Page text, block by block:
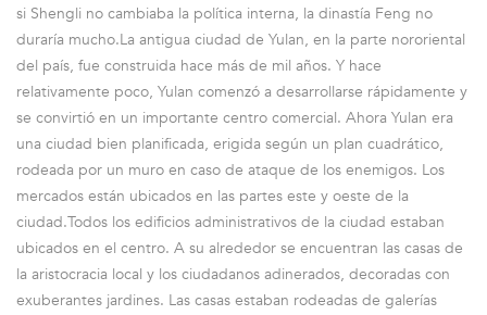
si Shengli no cambiaba la política interna, la dinastía Feng no
duraría mucho.La antigua ciudad de Yulan, en la parte nororiental
del país, fue construida hace más de mil años. Y hace
relativamente poco, Yulan comenzó a desarrollarse rápidamente y
se convirtió en un importante centro comercial. Ahora Yulan era
una ciudad bien planificada, erigida según un plan cuadrático,
rodeada por un muro en caso de ataque de los enemigos. Los
mercados están ubicados en las partes este y oeste de la
ciudad.Todos los edificios administrativos de la ciudad estaban
ubicados en el centro. A su alrededor se encuentran las casas de
la aristocracia local y los ciudadanos adinerados, decoradas con
exuberantes jardines. Las casas estaban rodeadas de galerías